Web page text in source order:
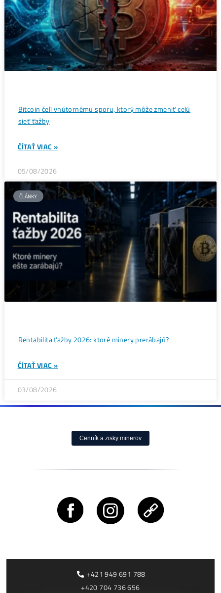
Wall Street sa potichu vracia na krypto trh: Tieto dáta
ukazujú silný útok na 80 000 $
ČÍTAŤ VIAC »
ČLÁNKY
Bitcoin čelí vnútornému sporu, ktorý môže zmeniť celú
sieť ťažby
ČLÁNKY